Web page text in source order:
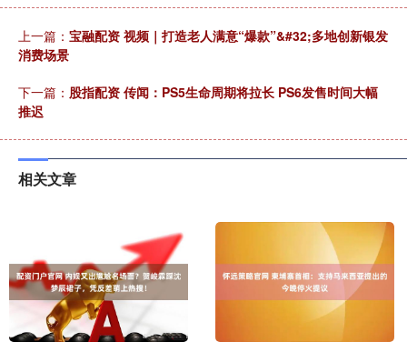
上一篇： 宝融配资 视频｜打造老人满意“爆款”&#32;多地创新银发
消费场景
下一篇： 股指配资 传闻：PS5生命周期将拉长 PS6发售时间大幅
推迟
相关文章